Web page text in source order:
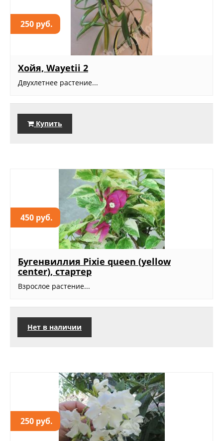
250 руб.
Хойя, Wayetii 2
Двухлетнее растение...
Купить
450 руб.
Бугенвиллия Pixie queen (yellow
center), стартер
Взрослое растение...
Нет в наличии
250 руб.